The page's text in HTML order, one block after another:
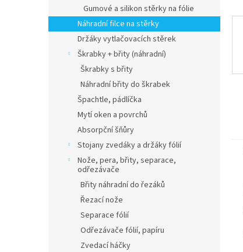
Gumové a silikon stěrky na fólie
Náhradní filce na stěrky
Držáky vytlačovacích stěrek
Škrabky + břity (náhradní)
Škrabky s břity
Náhradní břity do škrabek
Špachtle, pádlíčka
Mytí oken a povrchů
Absorpční šňůry
Stojany zvedáky a držáky fólií
Nože, pera, břity, separace,
odřezávače
Břity náhradní do řezáků
Řezací nože
Separace fólií
Odřezávače fólií, papíru
Zvedací háčky